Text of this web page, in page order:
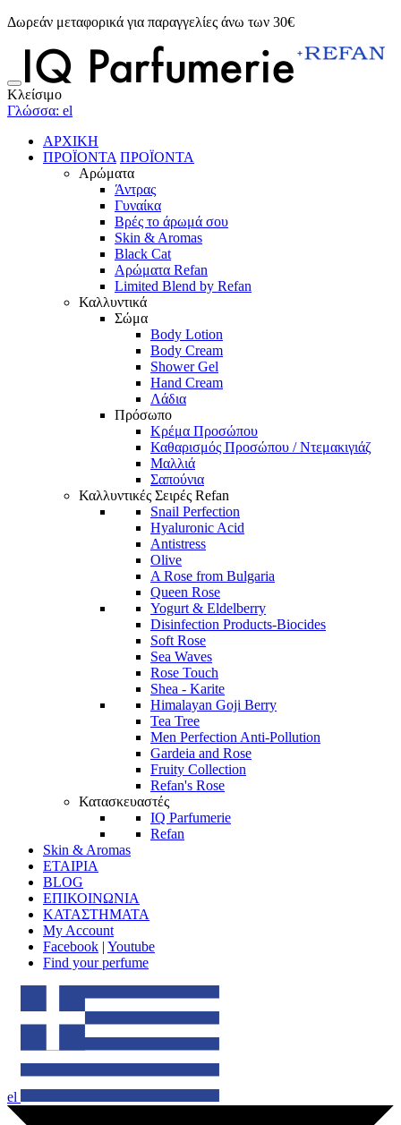
Δωρεάν μεταφορικά για παραγγελίες άνω των 30€
Κλείσιμο
Γλώσσα: el
ΑΡΧΙΚΗ
ΠΡΟΪΟΝΤΑ ΠΡΟΪΟΝΤΑ
Αρώματα
Άντρας
Γυναίκα
Βρές το άρωμά σου
Skin & Aromas
Black Cat
Αρώματα Refan
Limited Blend by Refan
Καλλυντικά
Σώμα
Body Lotion
Body Cream
Shower Gel
Hand Cream
Λάδια
Πρόσωπο
Κρέμα Προσώπου
Καθαρισμός Προσώπου / Ντεμακιγιάζ
Μαλλιά
Σαπούνια
Καλλυντικές Σειρές Refan
Snail Perfection
Hyaluronic Acid
Antistress
Olive
A Rose from Bulgaria
Queen Rose
Yogurt & Eldelberry
Disinfection Products-Biocides
Soft Rose
Sea Waves
Rose Touch
Shea - Karite
Himalayan Goji Berry
Tea Tree
Men Perfection Anti-Pollution
Gardeia and Rose
Fruity Collection
Refan's Rose
Κατασκευαστές
IQ Parfumerie
Refan
Skin & Aromas
ΕΤΑΙΡΙΑ
BLOG
ΕΠΙΚΟΙΝΩΝΙΑ
ΚΑΤΑΣΤΗΜΑΤΑ
My Account
Facebook | Youtube
Find your perfume
el